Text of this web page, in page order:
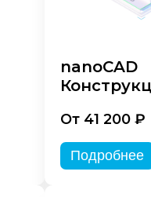
nanoCAD
От 41 200 ₽
Подробнее